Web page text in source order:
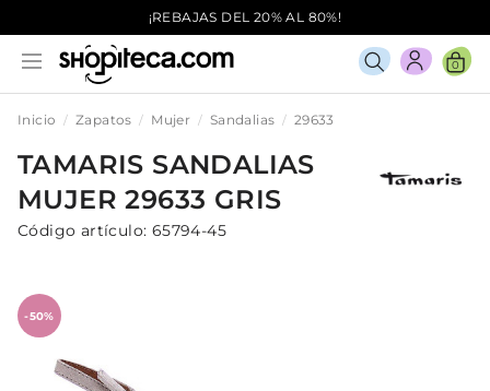
¡REBAJAS DEL 20% AL 80%!
0
Inicio Zapatos Mujer Sandalias 29633
TAMARIS SANDALIAS
MUJER29633 GRIS
Código artículo: 65794-45
-50%